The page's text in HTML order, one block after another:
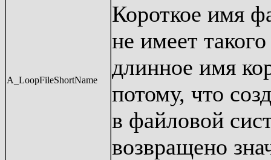
A_LoopFileShortName
Короткое имя
не имеет
длинное имя
потому, что
в файловой
возвращено